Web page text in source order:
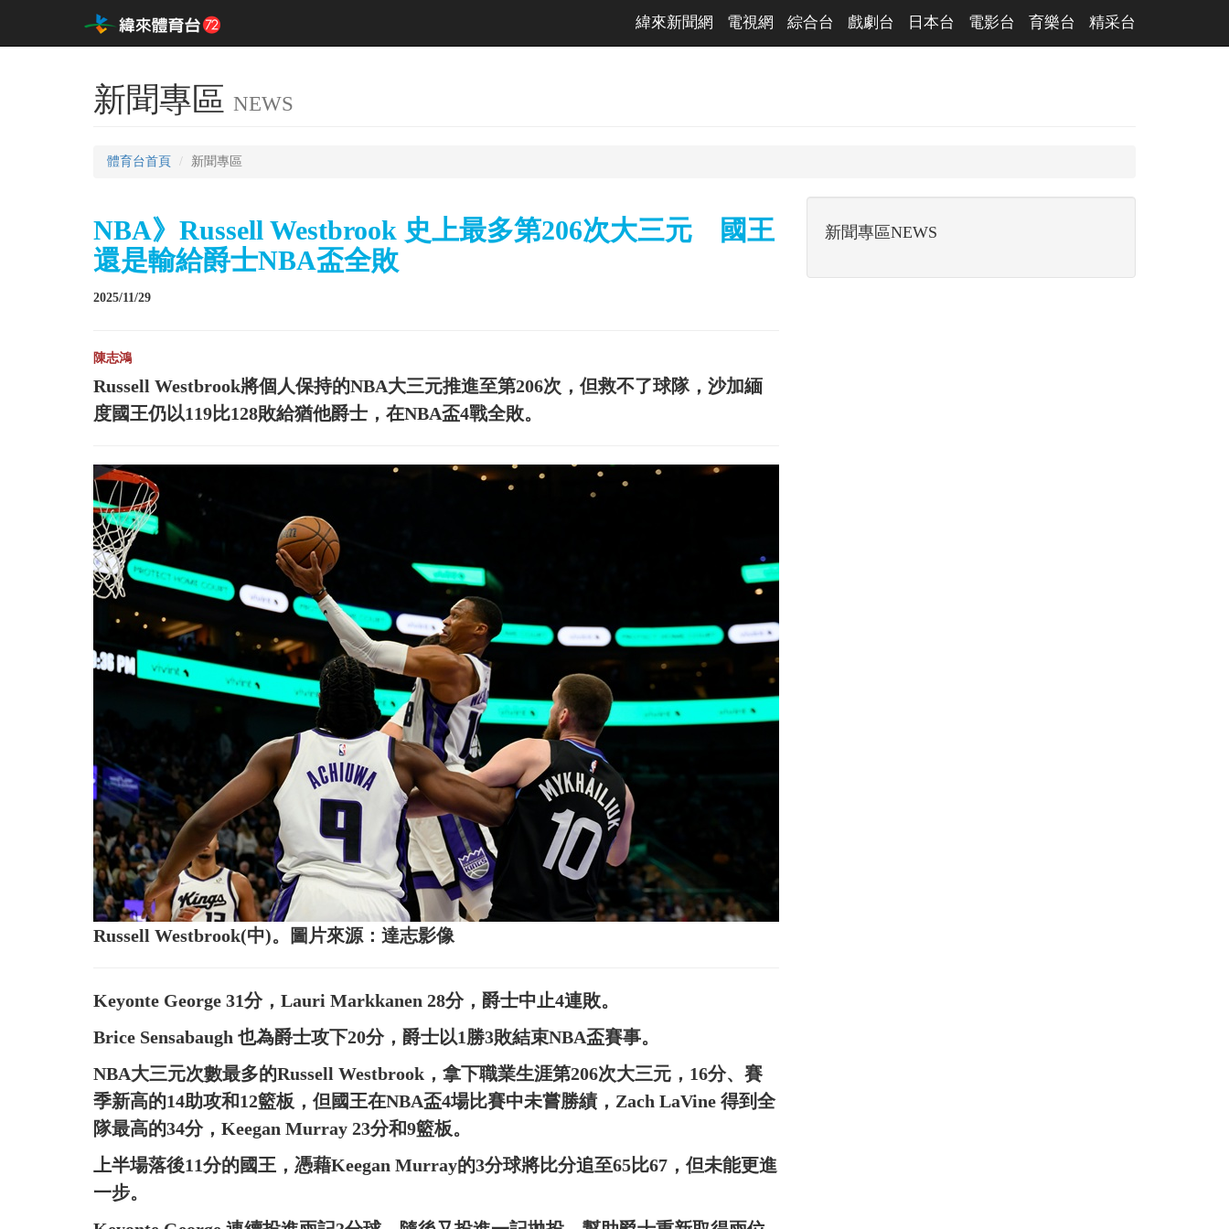
緯來新聞網 電視網 綜合台 戲劇台 日本台 電影台 育樂台 精采台
新聞專區 NEWS
體育台首頁 新聞專區
NBA》Russell Westbrook 史上最多第206次大三元 國王
還是輸給爵士NBA盃全敗
2025/11/29
陳志鴻
Russell Westbrook將個人保持的NBA大三元推進至第206次，但救不了球隊，沙加緬
度國王仍以119比128敗給猶他爵士，在NBA盃4戰全敗。
Russell Westbrook(中)。圖片來源：達志影像
Keyonte George 31分，Lauri Markkanen 28分，爵士中止4連敗。
Brice Sensabaugh 也為爵士攻下20分，爵士以1勝3敗結束NBA盃賽事。
NBA大三元次數最多的Russell Westbrook，拿下職業生涯第206次大三元，16分、賽
季新高的14助攻和12籃板，但國王在NBA盃4場比賽中未嘗勝績，Zach LaVine 得到全
隊最高的34分，Keegan Murray 23分和9籃板。
上半場落後11分的國王，憑藉Keegan Murray的3分球將比分追至65比67，但未能更進
一步。
新聞專區NEWS